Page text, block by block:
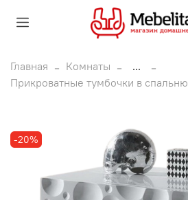
Главная Комнаты
...
Прикроватные тумбочки в спальню
-20%